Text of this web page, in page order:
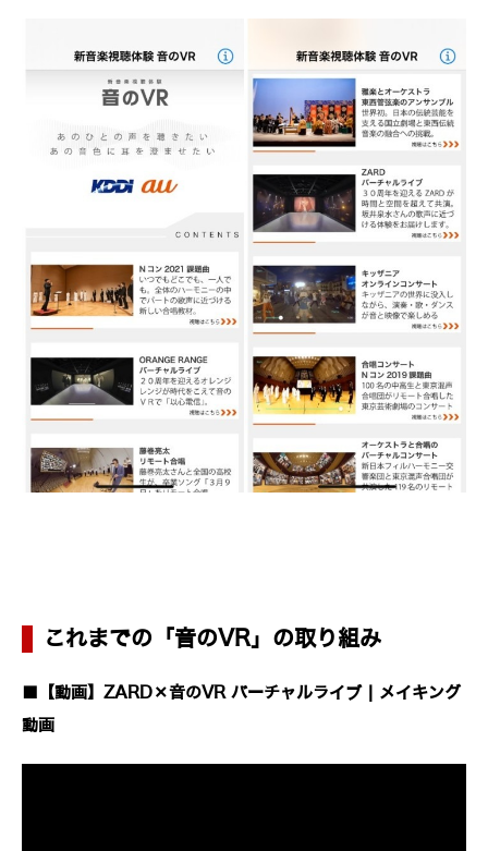
これまでの「音のVR」の取り組み
■【動画】ZARD×音のVR バーチャルライブ | メイキング
動画